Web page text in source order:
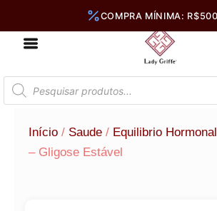
Pesquisar
produtos
Início / Saude / Equilibrio Hormonal
– Gligose Estável